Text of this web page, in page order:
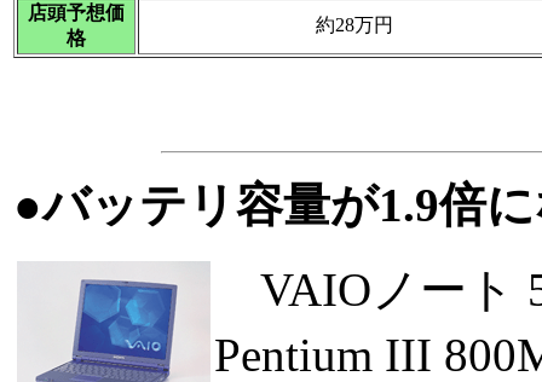
店頭予想価
格
約28万円
●バッテリ容量が1.9倍
VAIOノート
Pentium III